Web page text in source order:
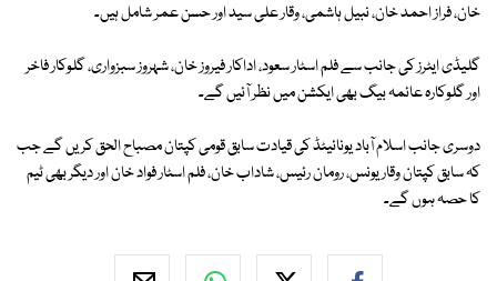
خان، فراز احمد خان، نبیل ہاشمی، وقار علی سید اور حسن عمر شامل ہیں۔
گلیڈی ایٹرز کی جانب سے فلم اسٹار سعود، اداکار فیروز خان، شہروز سبزواری، گلوکار فاخر
اور گلوکارہ عائمہ بیگ بھی ایکشن میں نظر آئیں گے۔
دوسری جانب اسلام آباد یونائیٹڈ کی قیادت سابق قومی کپتان مصباح الحق کریں گے جب
کہ سابق کپتان وقار یونس، رومان رئیس، شاداب خان، فلم اسٹار فواد خان اور دیگر بھی ٹیم
کا حصہ ہوں گے۔